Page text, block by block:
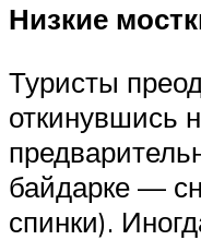
Низкие
Туристы
откинувшись
байдарке —
спинки).